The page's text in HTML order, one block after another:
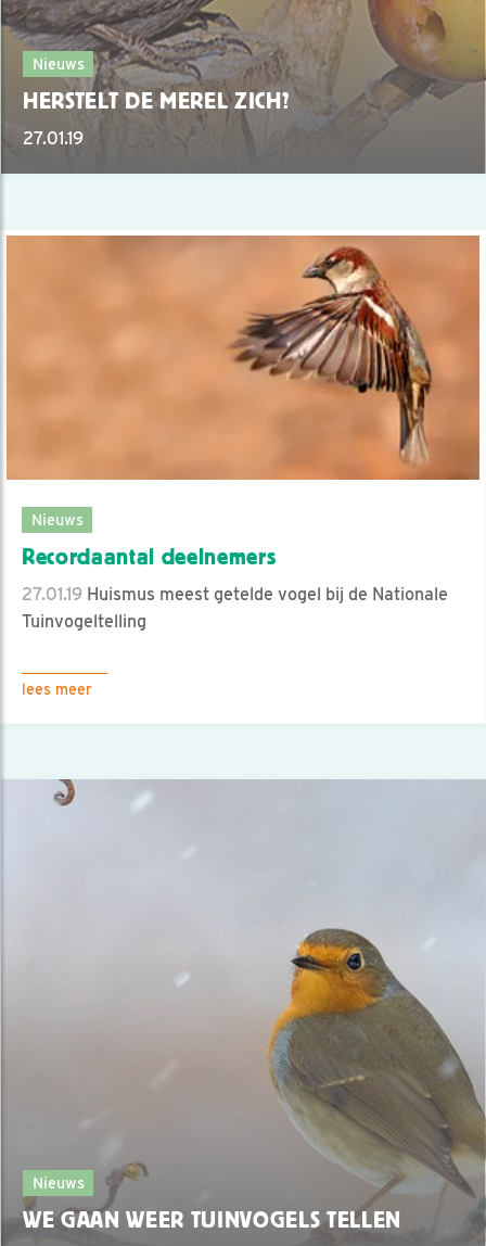
Nieuws
HERSTELT DE MEREL ZICH?
27.01.19
Nieuws
Recordaantal deelnemers
27.01.19 Huismus meest getelde vogel bij de Nationale
Tuinvogeltelling
lees meer
Nieuws
WE GAAN WEER TUINVOGELS TELLEN